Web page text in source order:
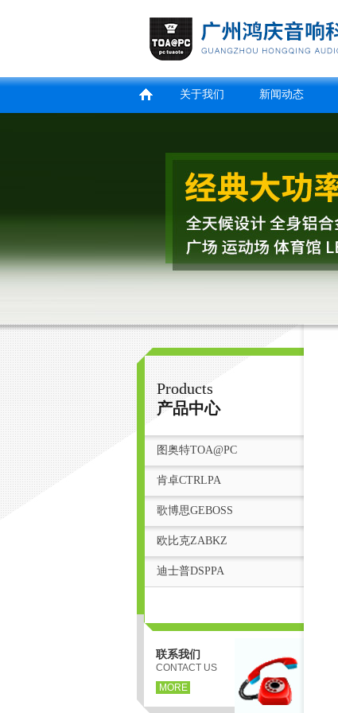
广州鸿庆音响科技有限公司
首
关于我们 新闻动态
Products
产品中心
图奥特TOA@PC
肯卓CTRLPA
歌博思GEBOSS
欧比克ZABKZ
迪士普DSPPA
联系我们
CONTACT US
MORE